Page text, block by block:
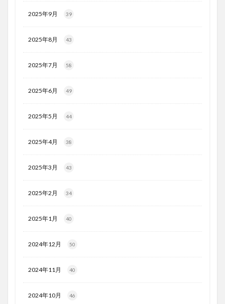
2025年9月 39
2025年8月 43
2025年7月 58
2025年6月 49
2025年5月 44
2025年4月 38
2025年3月 43
2025年2月 34
2025年1月 40
2024年12月 50
2024年11月 40
2024年10月 46